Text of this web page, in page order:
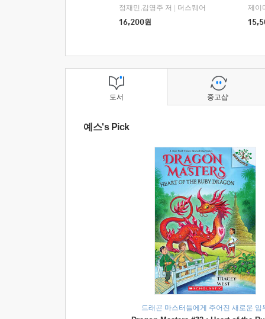
정재민,김영주 저
더스퀘어
16,200원
도서
예스's Pick
드래곤 마스터들에게 주어진 새로운 임
중고샵